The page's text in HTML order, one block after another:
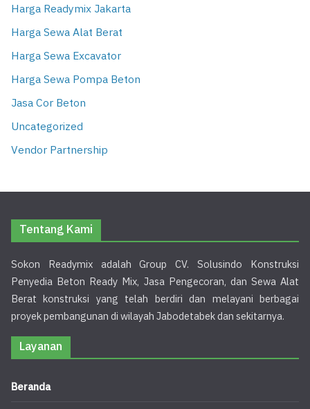
Harga Readymix Jakarta
Harga Sewa Alat Berat
Harga Sewa Excavator
Harga Sewa Pompa Beton
Jasa Cor Beton
Uncategorized
Vendor Partnership
Tentang Kami
Sokon Readymix adalah Group CV. Solusindo Konstruksi
Penyedia Beton Ready Mix, Jasa Pengecoran, dan Sewa Alat
Berat konstruksi yang telah berdiri dan melayani berbagai
proyek pembangunan di wilayah Jabodetabek dan sekitarnya.
Layanan
Beranda